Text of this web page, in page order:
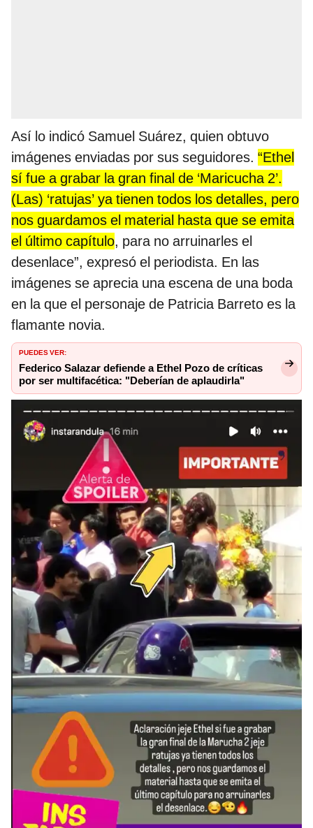
Así lo indicó Samuel Suárez, quien obtuvo
imágenes enviadas por sus seguidores. “Ethel
sí fue a grabar la gran final de ‘Maricucha 2’.
(Las) ‘ratujas’ ya tienen todos los detalles, pero
nos guardamos el material hasta que se emita
el último capítulo, para no arruinarles el
desenlace”, expresó el periodista. En las
imágenes se aprecia una escena de una boda
en la que el personaje de Patricia Barreto es la
flamante novia.
PUEDES VER:
Federico Salazar defiende a Ethel Pozo de críticas
por ser multifacética: "Deberían de aplaudirla"